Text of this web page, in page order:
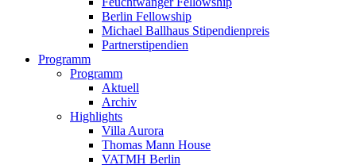
Berlin Fellowship
Michael Ballhaus Stipendienpreis
Partnerstipendien
Programm
Programm
Aktuell
Archiv
Highlights
Villa Aurora
Thomas Mann House
VATMH Berlin